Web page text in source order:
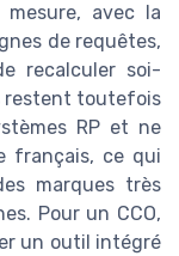
avec la
de requêtes,
recalculer soi-
restent toutefois
RP et ne
français, ce qui
marques très
Pour un CCO,
un outil intégré